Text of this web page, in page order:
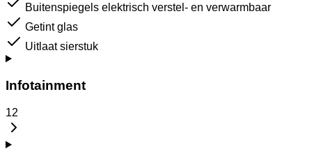
Buitenspiegels elektrisch verstel- en verwarmbaar
Getint glas
Uitlaat sierstuk
Infotainment
12